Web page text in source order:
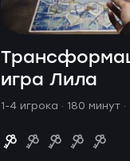
игра Лила
1-4 игрока · 180 минут